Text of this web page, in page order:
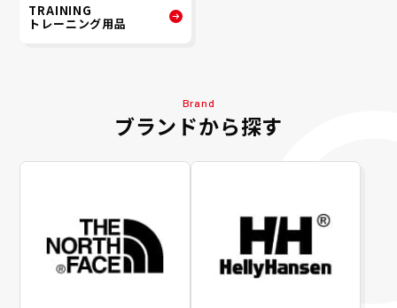
TRAINING
トレーニング用品
Brand
ブランドから探す